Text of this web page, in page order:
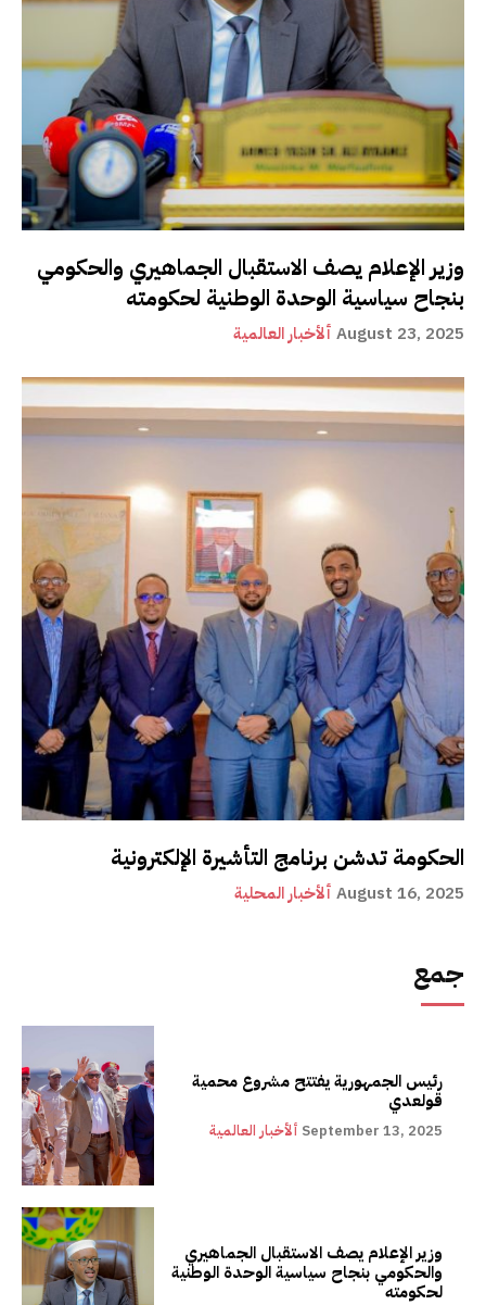
وزير الإعلام يصف الاستقبال الجماهيري والحكومي
بنجاح سياسية الوحدة الوطنية لحكومته
ألأخبار العالمية August 23, 2025
الحكومة تدشن برنامج التأشيرة الإلكترونية
ألأخبار المحلية August 16, 2025
جمع
رئيس الجمهورية يفتتح مشروع محمية
قولعدي
ألأخبار العالمية September 13, 2025
وزير الإعلام يصف الاستقبال الجماهيري
والحكومي بنجاح سياسية الوحدة الوطنية
لحكومته